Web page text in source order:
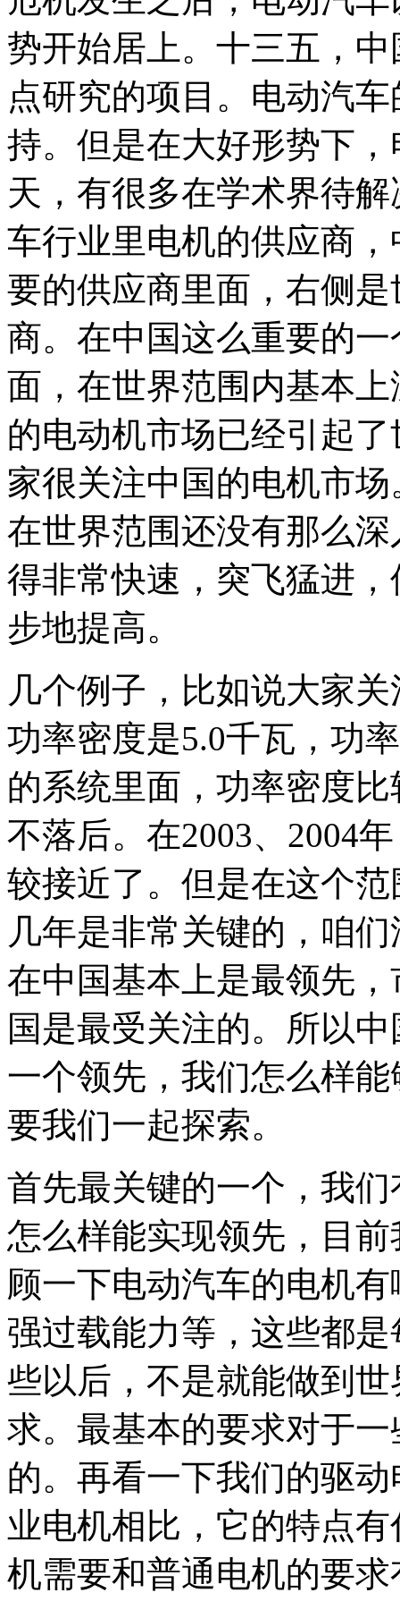
势开始居上。十三五，
点研究的项目。电动汽
持。但是在大好形势下
天，有很多在学术界待
车行业里电机的供应商
要的供应商里面，右侧
商。在中国这么重要的
面，在世界范围内基本
的电动机市场已经引起
家很关注中国的电机市
在世界范围还没有那么
得非常快速，突飞猛进
步地提高。
几个例子，比如说大家
功率密度是5.0千瓦，功
的系统里面，功率密度
不落后。在2003、2004
较接近了。但是在这个
几年是非常关键的，咱
在中国基本上是最领先
国是最受关注的。所以
一个领先，我们怎么样
要我们一起探索。
首先最关键的一个，我
怎么样能实现领先，目
顾一下电动汽车的电机
强过载能力等，这些都
些以后，不是就能做到
求。最基本的要求对于
的。再看一下我们的驱
业电机相比，它的特点
机需要和普通电机的要